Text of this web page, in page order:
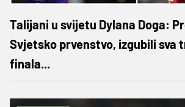
Talijani u svijetu Dylana Doga:
Svjetsko prvenstvo, izgubili sva
finala...